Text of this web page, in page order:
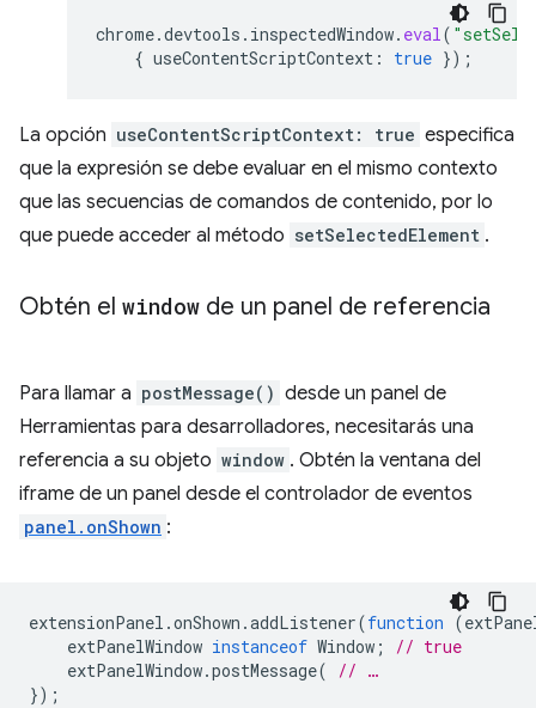
chrome.devtools . inspectedWindow. eval(
{ useContentScriptContext : true });
La opción useContentScriptContext: true especifica
que la expresión se debe evaluar en el mismo contexto
que las secuencias de comandos de contenido, por lo
que puede acceder al método setSelectedElement .
Obtén el window de un panel de referencia
Para llamar a postMessage() desde un panel de
Herramientas para desarrolladores, necesitarás una
referencia a su objeto window . Obtén la ventana del
iframe de un panel desde el controlador de eventos
panel.onShown :
extensionPanel .onShown .addListener(function (
extPanelWindow instanceof Window ;
// true
extPanelWindow.postMessage(
// …
});